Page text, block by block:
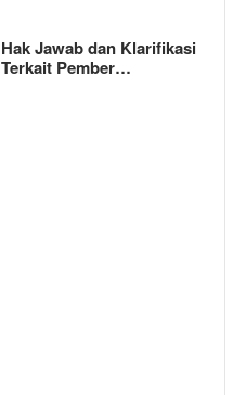
Hak Jawab dan Klarifikasi
Terkait Pember…